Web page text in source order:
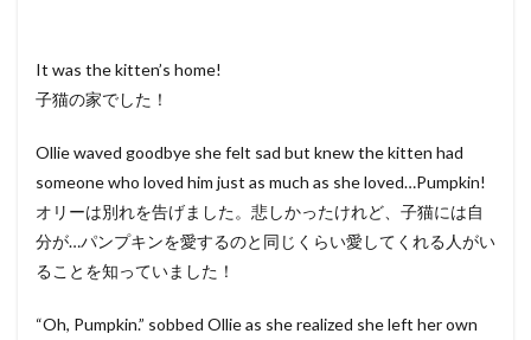
It was the kitten’s home!
子猫の家でした！
Ollie waved goodbye she felt sad but knew the kitten had
someone who loved him just as much as she loved…Pumpkin!
オリーは別れを告げました。悲しかったけれど、子猫には自
分が…パンプキンを愛するのと同じくらい愛してくれる人がい
ることを知っていました！
“Oh, Pumpkin.” sobbed Ollie as she realized she left her own